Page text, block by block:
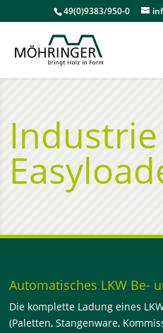
49(0)9383/950-0
Industrie
Automatisches LKW Be-
Die komplette Ladung eines
(Paletten, Stangenware,